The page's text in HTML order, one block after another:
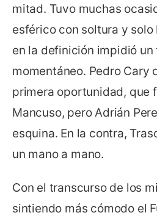
mitad. Tuvo muchas
esférico con soltura y
en la definición impidió un
momentáneo. Pedro Cary
primera oportunidad, que
Mancuso, pero Adrián
esquina. En la contra,
un mano a mano.
Con el transcurso de los
sintiendo más cómodo el